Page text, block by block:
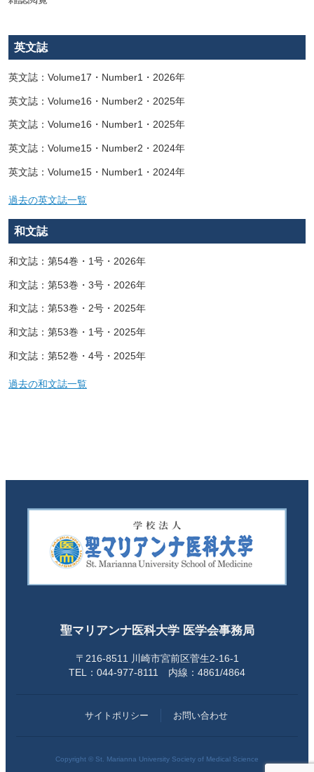
英文誌
英文誌：Volume17・Number1・2026年
英文誌：Volume16・Number2・2025年
英文誌：Volume16・Number1・2025年
英文誌：Volume15・Number2・2024年
英文誌：Volume15・Number1・2024年
過去の英文誌一覧
和文誌
和文誌：第54巻・1号・2026年
和文誌：第53巻・3号・2026年
和文誌：第53巻・2号・2025年
和文誌：第53巻・1号・2025年
和文誌：第52巻・4号・2025年
過去の和文誌一覧
聖マリアンナ医科大学 医学会事務局
〒216-8511 川崎市宮前区菅生2-16-1
TEL：044-977-8111 内線：4861/4864
サイトポリシー お問い合わせ
Copyright © St. Marianna University Society of Medical Science